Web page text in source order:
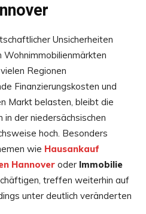
Unsicherheiten
Regionen
Finanzierungskosten und
Markt belasten, bleibt die
in der niedersächsischen
hoch. Besonders
wie Hausankauf
Hannover oder Immobilie
treffen weiterhin auf
unter deutlich veränderten